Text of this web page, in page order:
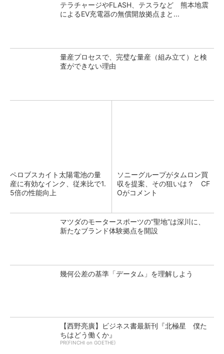
テラチャージやFLASH、テスラなど 熊本地震
によるEV充電器の無償開放拠点まと...
量産プロセスで、完璧な量産（組み立て）と検
査ができない理由
ペロブスカイト太陽電池の量
産に有効なインク、従来比で1.
5倍の性能向上
ソニーグループがタムロン買
収を提案、その狙いは？ CF
Oがコメント
マツダのモータースポーツの“聖地”は深川に、
新たなブランド体験拠点を開設
幾何公差の基準「データム」を理解しよう
【西野亮廣】ビジネス書最新刊『北極星 僕た
ちはどう働くか』
PR(FINCHI on GOETHE)